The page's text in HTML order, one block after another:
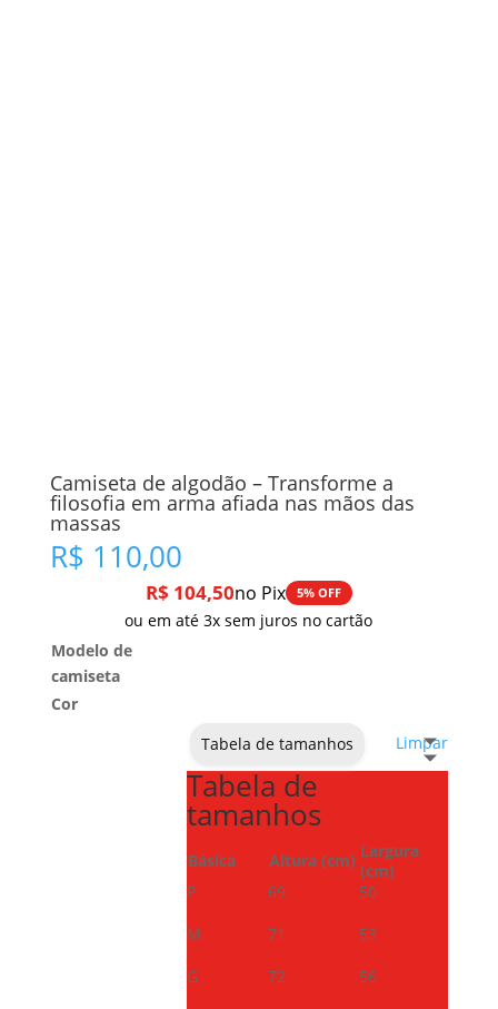
Camiseta de algodão – Transforme a
filosofia em arma afiada nas mãos das
massas
R$ 110,00
R$ 104,50no Pix 5% OFF
ou em até 3x sem juros no cartão
Modelo de
camiseta
Cor
Limpar
Tabela de tamanhos
Tabela de
tamanhos
Básica Altura (cm) Largura
(cm)
P
69
50
M
71
53
G
72
56